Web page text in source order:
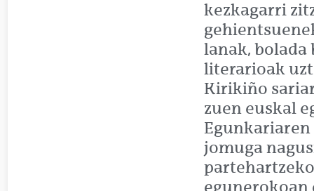
kezkagarri
lanak, bolada
literarioak
Kirikiño
zuen euskal
jomuga
egunerokoan